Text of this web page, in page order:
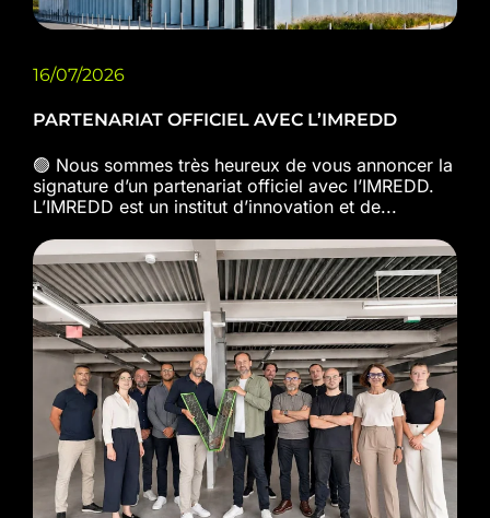
16/07/2026
PARTENARIAT OFFICIEL AVEC L’IMREDD
🟢 Nous sommes très heureux de vous annoncer la
signature d’un partenariat officiel avec l’IMREDD.
L’IMREDD est un institut d’innovation et de...